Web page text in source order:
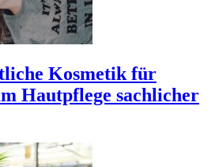
Kosmetik für
Hautpflege sachlicher